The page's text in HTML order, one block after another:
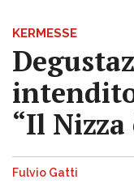
KERMESSE
“Il Nizza
Fulvio Gatti